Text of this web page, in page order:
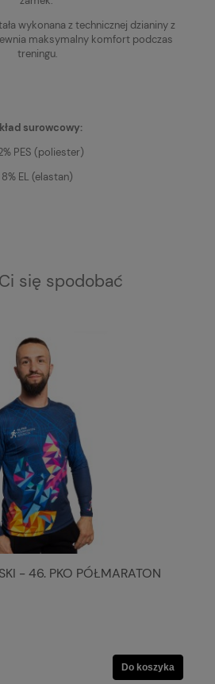
wykonana z technicznej dzianiny z
maksymalny komfort podczas
treningu.
surowcowy:
PES (poliester)
8% EL (elastan)
się spodobać
- 46. PKO PÓŁMARATON
Do koszyka